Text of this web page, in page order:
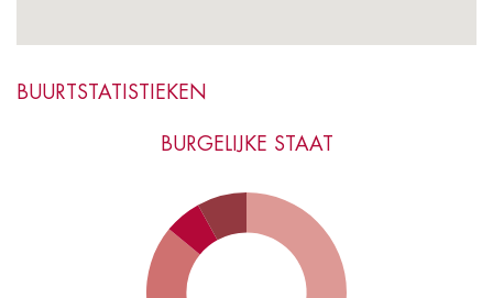
BUURTSTATISTIEKEN
BURGELIJKE STAAT